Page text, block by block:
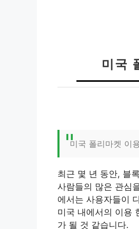
미국
미국 폴리마켓 이
최근 몇 년 동안, 블
사람들의 많은 관심
에서는 사용자들이
미국 내에서의 이용
가 될 것 같습니다.